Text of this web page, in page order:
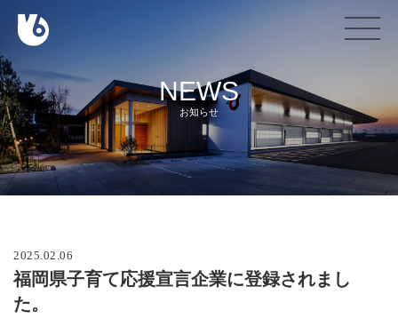
NEWS
お知らせ
2025.02.06
福岡県子育て応援宣言企業に登録されまし
た。